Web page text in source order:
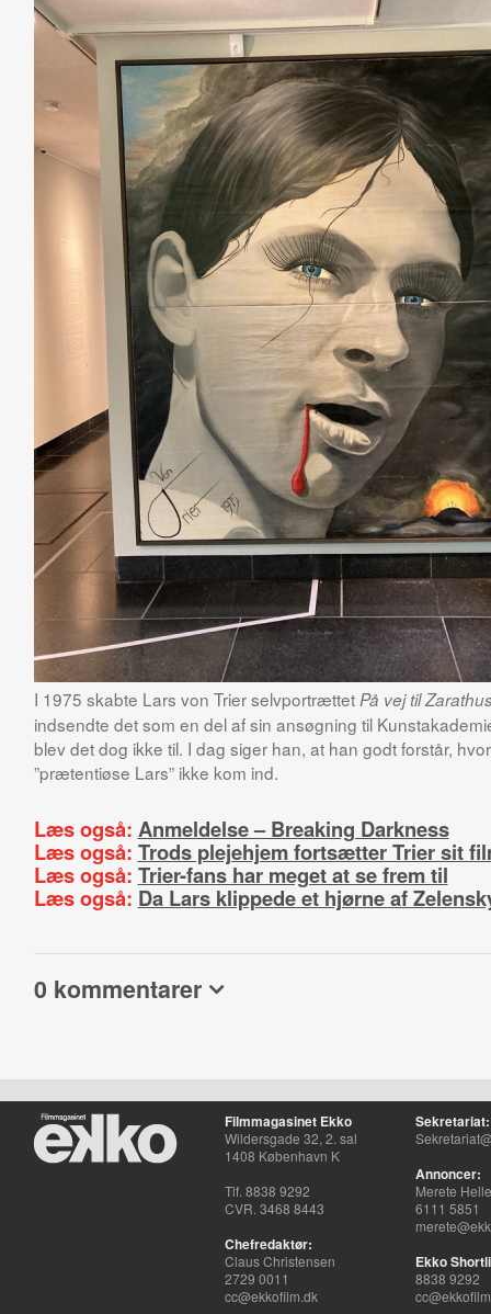
I 1975 skabte Lars von Trier selvportrættet På vej til
indsendte det som en del af sin ansøgning til
blev det dog ikke til. I dag siger han, at han godt forstår,
”prætentiøse Lars” ikke kom ind.
Læs også: Anmeldelse – Breaking Darkness
Læs også: Trods plejehjem fortsætter Trier sit
Læs også: Trier-fans har meget at se frem til
Læs også: Da Lars klippede et hjørne af
0 kommentarer
Filmmagasinet Ekko
Wildersgade 32, 2. sal
1408 København K
Tlf. 8838 9292
CVR. 3468 8443
Chefredaktør:
Claus Christensen
2729 0011
cc@ekkofilm.dk
Sekretariat:
Annoncer:
Merete
6111 5851
Ekko
8838 9292